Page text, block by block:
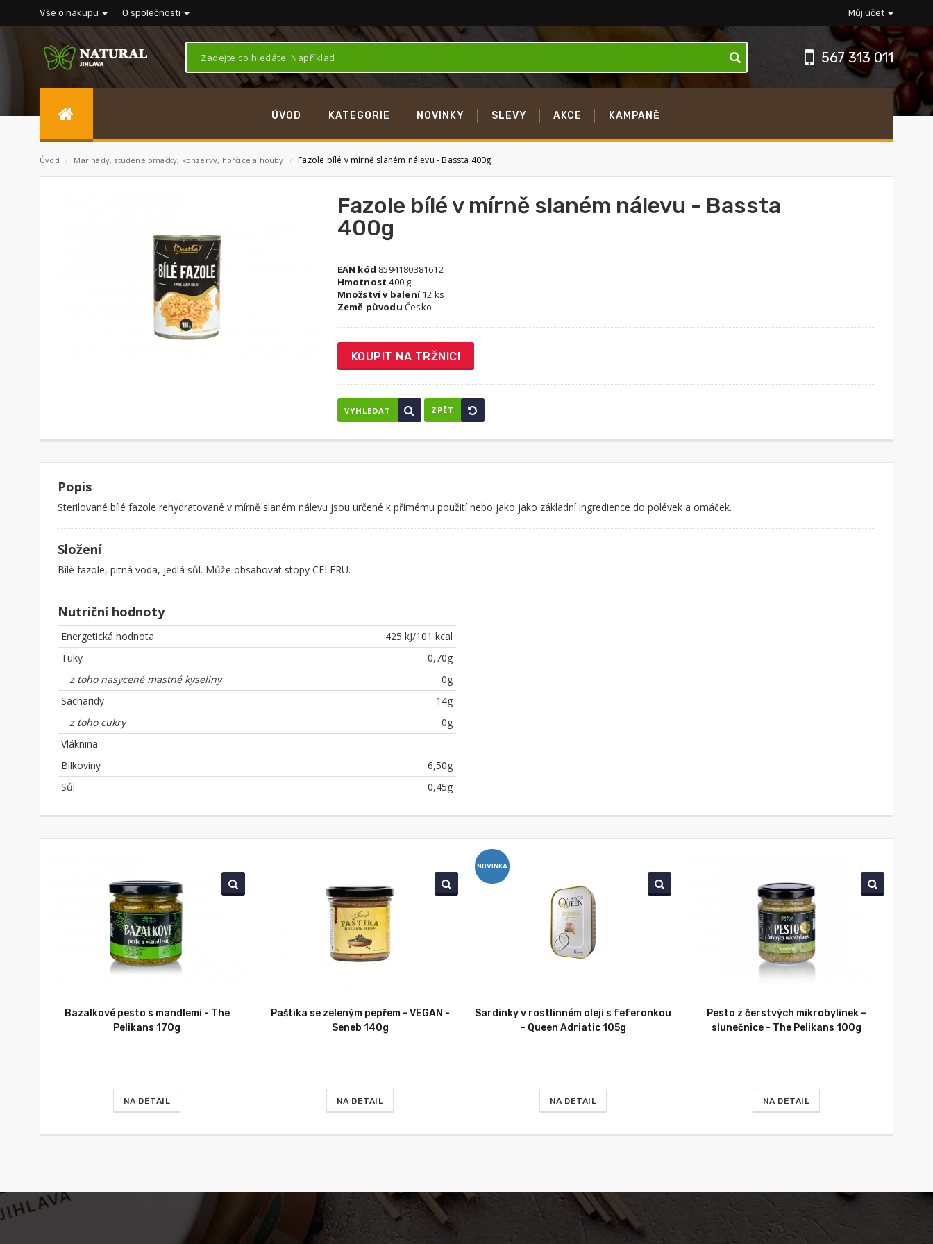
Vše o nákupu O společnosti Můj účet
567 313 011
ÚVOD KATEGORIE NOVINKY SLEVY AKCE KAMPANĚ
Úvod / Marinády, studené omáčky, konzervy, hořčice a houby / Fazole bílé v mírně slaném nálevu - Bassta 400g
Fazole bílé v mírně slaném nálevu - Bassta
400g
EAN kód 8594180381612
Hmotnost 400 g
Množství v balení12 ks
Země původu Česko
KOUPIT NA TRŽNICI
VYHLEDAT ZPĚT
Popis
Sterilované bílé fazole rehydratované v mírně slaném nálevu jsou určené k přímému použití nebo jako jako základní ingredience do polévek a omáček.
Složení
Bílé fazole, pitná voda, jedlá sůl. Může obsahovat stopy CELERU.
Nutriční hodnoty
Energetická hodnota
425 kJ/101 kcal
Tuky
0,70g
z toho nasycené mastné kyseliny
0g
Sacharidy
14g
z toho cukry
0g
Vláknina
Bílkoviny
6,50g
Sůl
0,45g
Bazalkové pesto s mandlemi - The
Pelikans 170g
NA DETAIL
Paštika se zeleným pepřem - VEGAN -
Seneb 140g
NA DETAIL
NOVINKA
Sardinky v rostlinném oleji s feferonkou
- Queen Adriatic 105g
NA DETAIL
Pesto z čerstvých mikrobylinek –
slunečnice - The Pelikans 100g
NA DETAIL